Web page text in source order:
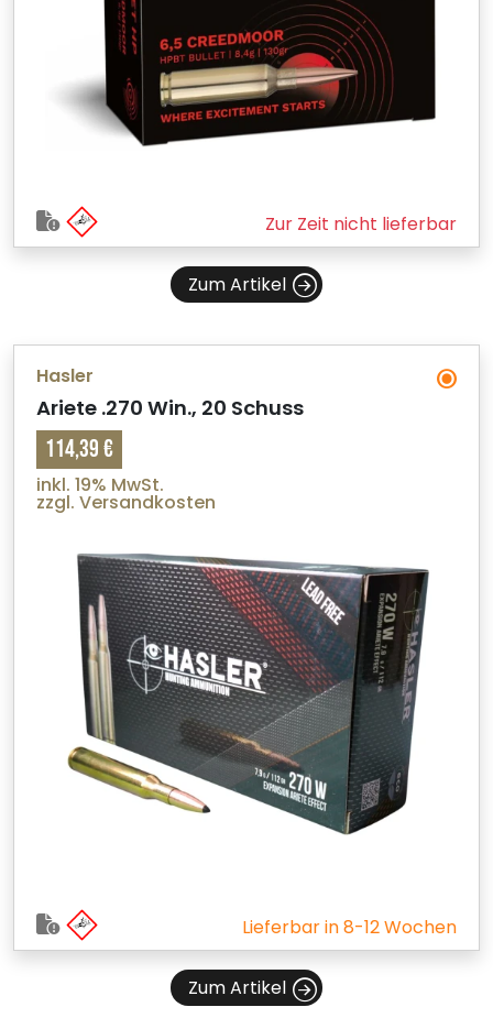
Zur Zeit nicht lieferbar
Zum Artikel
Hasler
Ariete .270 Win., 20 Schuss
114,39 €
inkl. 19% MwSt.
zzgl. Versandkosten
Lieferbar in 8-12 Wochen
Zum Artikel